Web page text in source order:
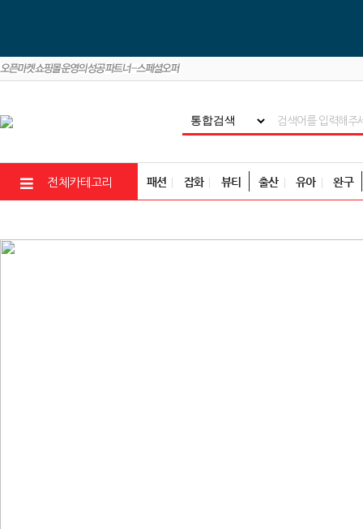
전체카테고리 패션 잡화 뷰티 출산 유아 완구